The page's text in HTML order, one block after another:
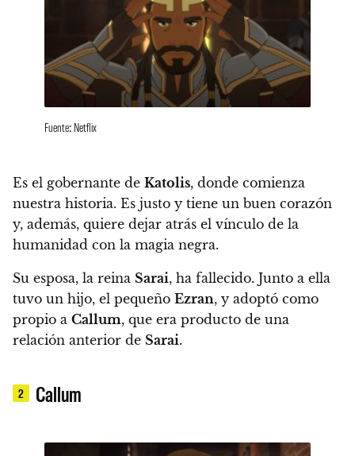
Fuente: Netflix
Es el gobernante de Katolis, donde comienza
nuestra historia. Es justo y tiene un buen corazón
y, además, quiere dejar atrás el vínculo de la
humanidad con la magia negra.
Su esposa, la reina Sarai, ha fallecido. Junto a ella
tuvo un hijo, el pequeño Ezran, y adoptó como
propio a Callum, que era producto de una
relación anterior de Sarai.
2 Callum